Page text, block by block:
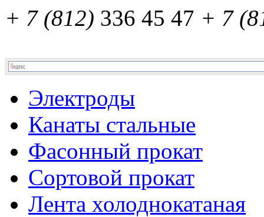
+ 7 (812) 336 45 47 + 7
Электроды
Канаты стальные
Фасонный прокат
Сортовой прокат
Лента холоднокатаная